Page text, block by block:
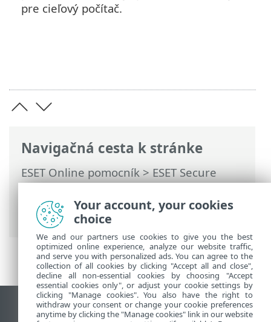
Navigačná cesta k stránke
ESET Online pomocník>ESET Secure
Authentication On-Prem>Ochrana
vzdialenej pracovnej plochy> Remote
Desktop Gateway a ESA RADIUS
pre cieľový počítač.
Zobraziť stránku ako na počítači
Your account, your cookies
choice
We and our partners use cookies to give you the best
optimized online experience, analyze our website traffic,
and serve you with personalized ads. You can agree to the
collection of all cookies by clicking "Accept all and close",
decline all non-essential cookies by choosing "Accept
essential cookies only", or adjust your cookie settings by
clicking "Manage cookies". You also have the right to
withdraw your consent or change your cookie preferences
anytime by clicking the "Manage cookies" link in our website